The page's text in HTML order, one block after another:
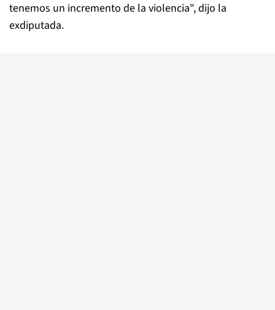
tenemos un incremento de la violencia", dijo la
exdiputada.